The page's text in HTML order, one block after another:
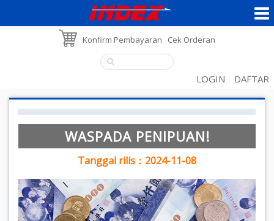
Konfirm Pembayaran Cek Orderan
LOGIN DAFTAR
WASPADA PENIPUAN!
Tanggal rilis：2024-11-08